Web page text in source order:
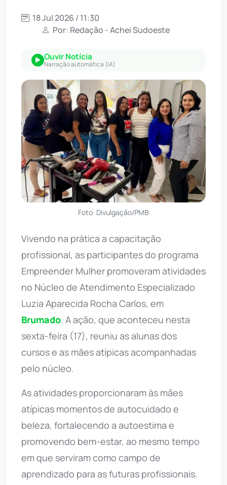
18 Jul 2026 / 11:30
Por: Redação - Achei Sudoeste
Ouvir Notícia
Narração automática (IA)
Foto: Divulgação/PMB
Vivendo na prática a capacitação
profissional, as participantes do programa
Empreender Mulher promoveram atividades
no Núcleo de Atendimento Especializado
Luzia Aparecida Rocha Carlos, em
Brumado. A ação, que aconteceu nesta
sexta-feira (17), reuniu as alunas dos
cursos e as mães atípicas acompanhadas
pelo núcleo.
As atividades proporcionaram às mães
atípicas momentos de autocuidado e
beleza, fortalecendo a autoestima e
promovendo bem-estar, ao mesmo tempo
em que serviram como campo de
aprendizado para as futuras profissionais.